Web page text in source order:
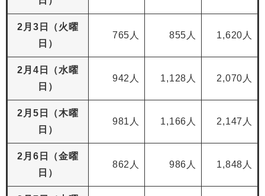
2月3日（火曜
日）
765人 855人 1,620人
2月4日（水曜
日）
942人 1,128人 2,070人
​2月5日（木曜
日）
981人 1,166人 2,147人
​2月6日（金曜
日）
862人 986人 1,848人